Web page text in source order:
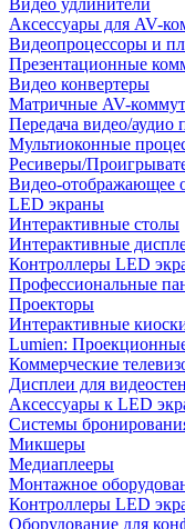
Видео удлинители
Аксессуары для AV-
Видеопроцессоры и
Презентационные
Видео конвертеры
Матричные AV-
Передача видео/аудио
Мультиоконные
Ресиверы/
Видео-отображающее
LED экраны
Интерактивные столы
Интерактивные
Контроллеры LED
Профессиональные
Проекторы
Интерактивные
Lumien:
Коммерческие
Дисплеи для видеостен
Аксессуары к LED
Системы
Микшеры
Медиаплееры
Монтажное
Контроллеры LED
Оборудование для